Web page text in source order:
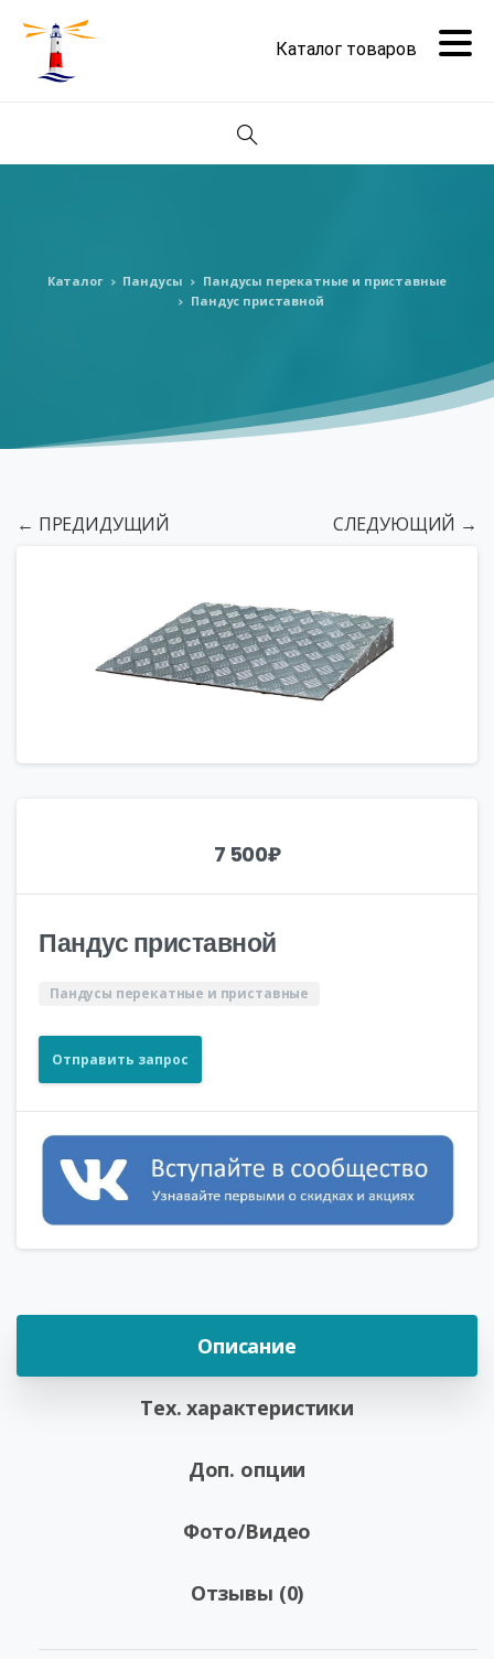
Поиск
Каталог Пандусы
Пандусы перекатные и приставные
Пандус приставной
← ПРЕДИДУЩИЙ СЛЕДУЮЩИЙ →
7 500₽
Пандус приставной
Пандусы перекатные и приставные
Отправить запрос
Описание
Тех. характеристики
Доп. опции
Фото/Видео
Отзывы (0)